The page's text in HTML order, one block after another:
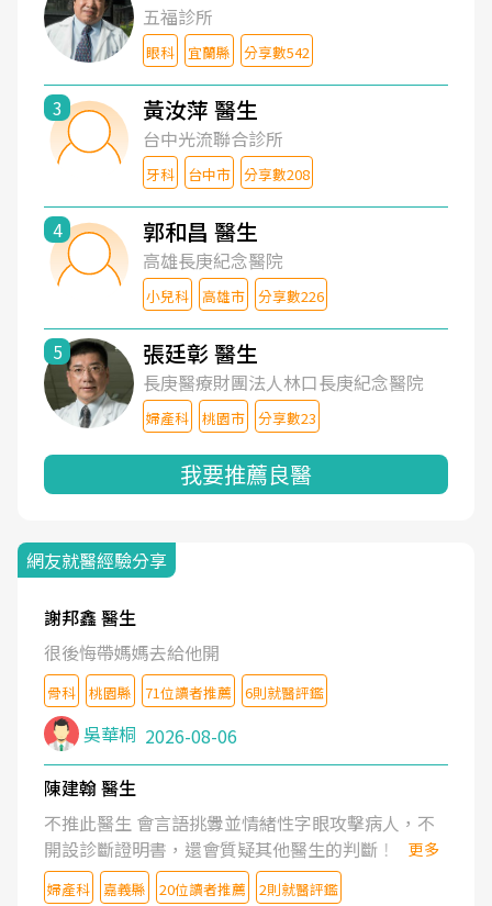
五福診所
眼科 宜蘭縣 分享數542
3 黃汝萍 醫生
台中光流聯合診所
牙科 台中市 分享數208
4 郭和昌 醫生
高雄長庚紀念醫院
小兒科 高雄市 分享數226
5 張廷彰 醫生
長庚醫療財團法人林口長庚紀念醫院
婦產科 桃園市 分享數23
我要推薦良醫
網友就醫經驗分享
謝邦鑫 醫生
很後悔帶媽媽去給他開
骨科 桃園縣 71位讀者推薦 6則就醫評鑑
吳華桐 2026-08-06
陳建翰 醫生
不推此醫生 會言語挑釁並情緒性字眼攻擊病人，不
開設診斷證明書，還會質疑其他醫生的判斷！
更多
婦產科 嘉義縣 20位讀者推薦 2則就醫評鑑